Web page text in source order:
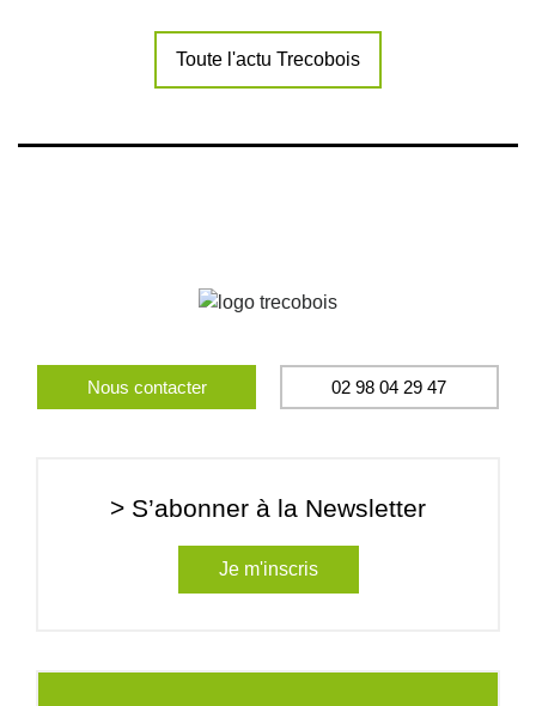
Toute l'actu Trecobois
Nous contacter 02 98 04 29 47
> S’abonner à la Newsletter
Je m'inscris